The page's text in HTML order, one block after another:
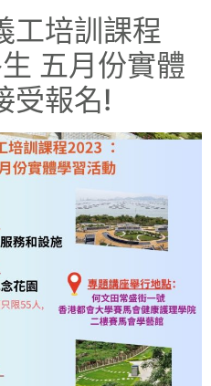
工培訓課程
五月份實體
受報名!